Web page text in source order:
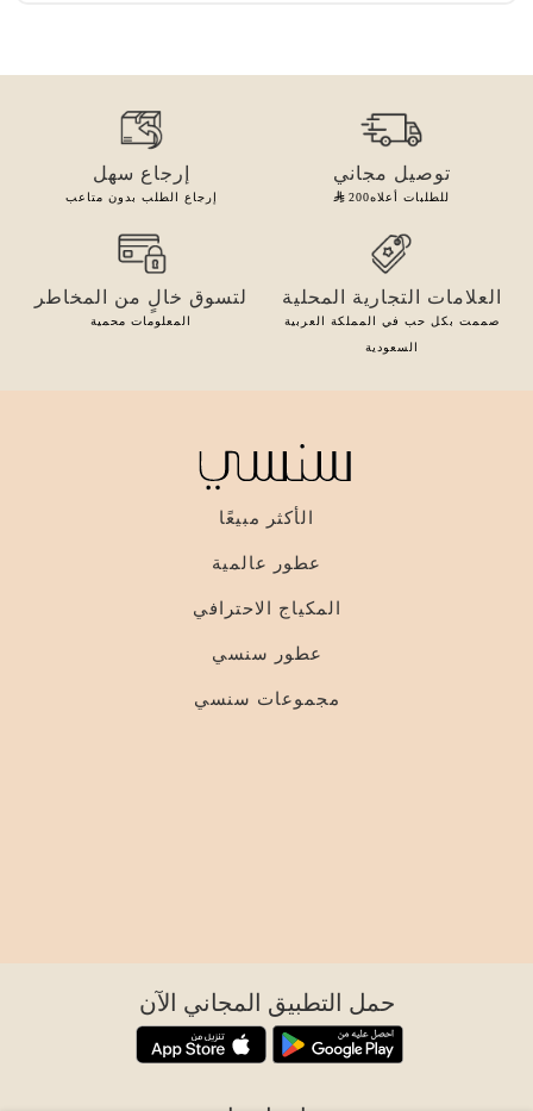
توصيل مجاني
للطلبات أعلاه200
إرجاع سهل
إرجاع الطلب بدون متاعب
العلامات التجارية المحلية
صممت بكل حب في المملكة العربية
السعودية
لتسوق خالٍ من المخاطر
المعلومات محمية
الأكثر مبيعًا
عطور عالمية
المكياج الاحترافي
عطور سنسي
مجموعات سنسي
حمل التطبيق المجاني الآن